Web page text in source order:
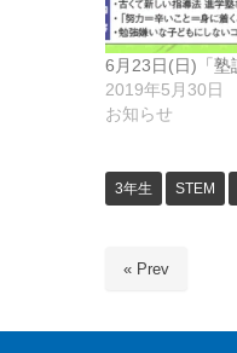
6月23日(日)「塾
2019年5月30日
お知らせ
3年生 STEM
« Prev